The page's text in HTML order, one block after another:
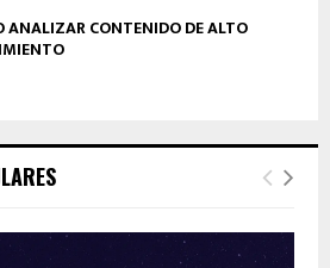
ANALIZAR CONTENIDO DE ALTO